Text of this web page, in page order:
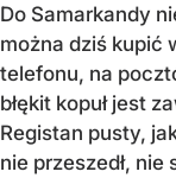
Do Samarkandy
można dziś kupić
telefonu, na
błękit kopuł jest
Registan pusty,
nie przeszedł, nie